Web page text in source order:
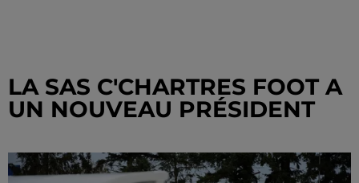
LA SAS C'CHARTRES FOOT A
UN NOUVEAU PRÉSIDENT